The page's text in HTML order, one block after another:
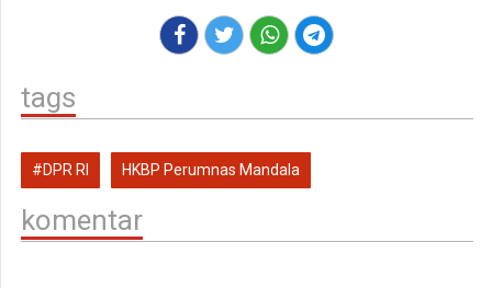
tags
#DPR RI HKBP Perumnas Mandala
komentar